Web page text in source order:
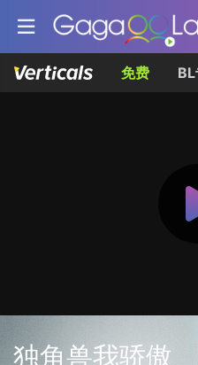
免费
独角兽我骄傲